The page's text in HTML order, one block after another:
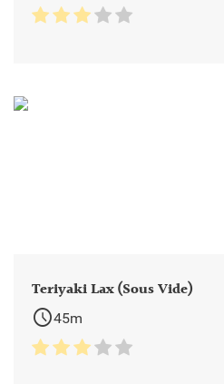
Teriyaki Lax (Sous Vide)
schedule45m